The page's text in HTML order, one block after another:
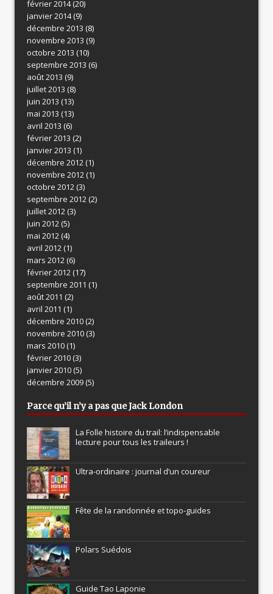
février 2014(20)
janvier 2014(9)
décembre 2013 (8)
novembre 2013 (9)
octobre 2013 (10)
septembre 2013 (6)
août 2013 (9)
juillet 2013 (8)
juin 2013 (13)
mai 2013 (13)
avril 2013 (6)
février 2013 (2)
janvier 2013 (1)
décembre 2012(1)
novembre 2012(1)
octobre 2012(3)
septembre 2012(2)
juillet 2012(3)
juin 2012(5)
mai 2012(4)
avril 2012(1)
mars 2012(6)
février 2012(17)
septembre 2011 (1)
août 2011 (2)
avril 2011 (1)
décembre 2010(2)
novembre 2010(3)
mars 2010(1)
février 2010(3)
janvier 2010(5)
décembre 2009(5)
Parce qu’il n’y a pas que Jack London
La Folle histoire du trail: l’indispensable
lecture pour tous les traileurs !
Ultra-ordinaire : journal d’un coureur
Fête de la randonnée et topo-guides
Polars Suédois
Guide Tao Laponie